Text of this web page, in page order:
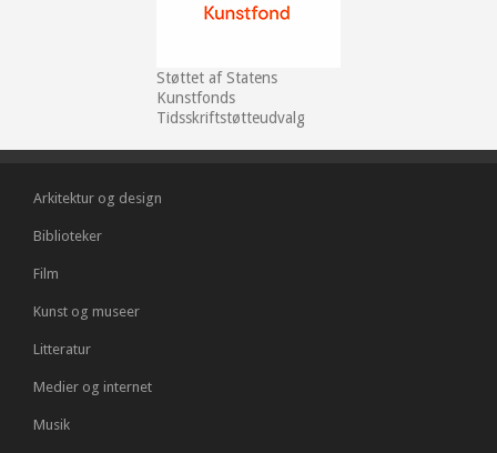
Støttet af Statens
Kunstfonds
Tidsskriftstøtteudvalg
Arkitektur og design
Biblioteker
Film
Kunst og museer
Litteratur
Medier og internet
Musik